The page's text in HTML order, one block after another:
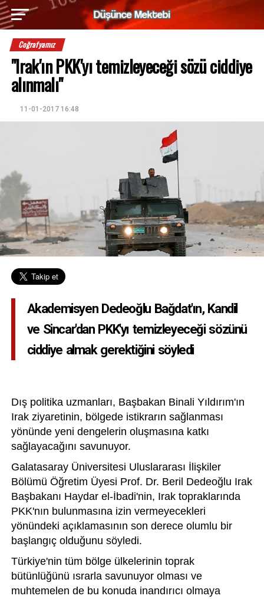
Coğrafyamız
"Irak'ın PKK'yı temizleyeceği sözü ciddiye
alınmalı"
11-01-2017 16:48
Akademisyen Dedeoğlu Bağdat'ın, Kandil
ve Sincar'dan PKK'yı temizleyeceği sözünü
ciddiye almak gerektiğini söyledi
Dış politika uzmanları, Başbakan Binali Yıldırım'ın
Irak ziyaretinin, bölgede istikrarın sağlanması
yönünde yeni dengelerin oluşmasına katkı
sağlayacağını savunuyor.
Galatasaray Üniversitesi Uluslararası İlişkiler
Bölümü Öğretim Üyesi Prof. Dr. Beril Dedeoğlu Irak
Başbakanı Haydar el-İbadi'nin, Irak topraklarında
PKK'nın bulunmasına izin vermeyecekleri
yönündeki açıklamasının son derece olumlu bir
başlangıç olduğunu söyledi.
Türkiye'nin tüm bölge ülkelerinin toprak
bütünlüğünü ısrarla savunuyor olması ve
muhtemelen de bu konuda inandırıcı olmaya